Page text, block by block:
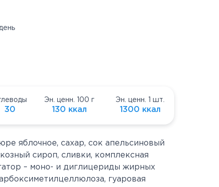
30
Эн. ценн. 100 г
130 ккал
Эн. ценн. 1 шт.
1300 ккал
яблочное, сахар, сок апельсиновый
сироп, сливки, комплексная
– моно- и диглицериды жирных
гуаровая